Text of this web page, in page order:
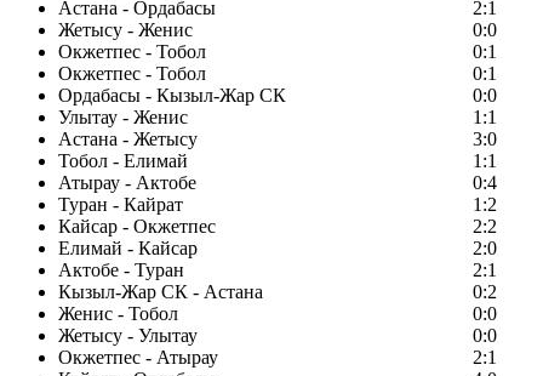
Астана - Ордабасы
2:1
Жетысу - Женис
0:0
Окжетпес - Тобол
0:1
Окжетпес - Тобол
0:1
Ордабасы - Кызыл-Жар СК
0:0
Улытау - Женис
1:1
Астана - Жетысу
3:0
Тобол - Елимай
1:1
Атырау - Актобе
0:4
Туран - Кайрат
1:2
Кайсар - Окжетпес
2:2
Елимай - Кайсар
2:0
Актобе - Туран
2:1
Кызыл-Жар СК - Астана
0:2
Женис - Тобол
0:0
Жетысу - Улытау
0:0
Окжетпес - Атырау
2:1